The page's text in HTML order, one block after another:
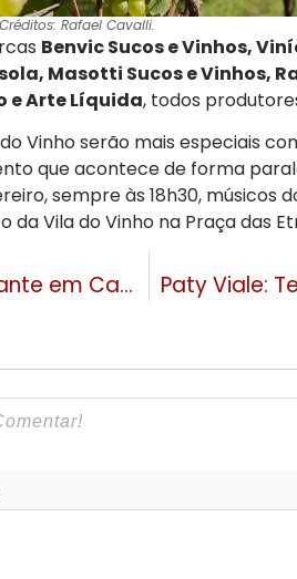
Rafael Cavalli.
Benvic Sucos e Vinhos,
Masotti Sucos e Vinhos,
e Arte Líquida, todos
Vinho serão mais especiais
que acontece de forma
sempre às 18h30,
Vila do Vinho na Praça das
Definido local: Roda gigante em Canela será instalada no Mundo a Vapor